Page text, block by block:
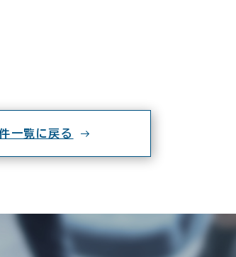
一覧に戻る